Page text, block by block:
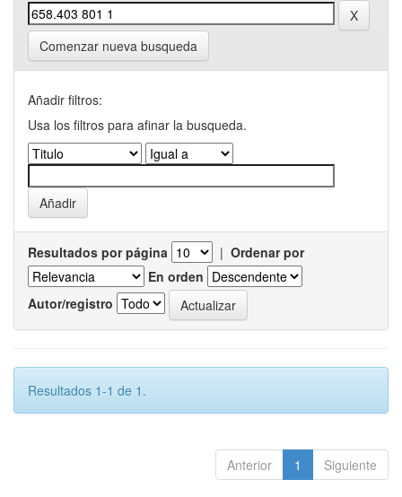
Comenzar nueva busqueda
Añadir filtros:
Usa los filtros para afinar la busqueda.
Resultados por página | Ordenar por
En orden
Autor/registro
Resultados 1-1 de 1.
Anterior 1 Siguiente